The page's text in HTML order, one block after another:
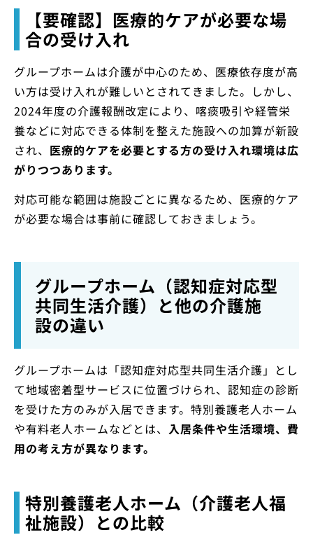
【要確認】医療的ケアが必要な場
合の受け入れ
グループホームは介護が中心のため、医療依存度が高
い方は受け入れが難しいとされてきました。しかし、
2024年度の介護報酬改定により、喀痰吸引や経管栄
養などに対応できる体制を整えた施設への加算が新設
され、 医療的ケアを必要とする方の受け入れ環境は広
がりつつあります。
対応可能な範囲は施設ごとに異なるため、医療的ケア
が必要な場合は事前に確認しておきましょう。
グループホーム（認知症対応型
共同生活介護）と他の介護施
設の違い
グループホームは「認知症対応型共同生活介護」とし
て地域密着型サービスに位置づけられ、認知症の診断
を受けた方のみが入居できます。特別養護老人ホーム
や有料老人ホームなどとは、 入居条件や生活環境、費
用の考え方が異なります。
特別養護老人ホーム（介護老人福
祉施設）との比較